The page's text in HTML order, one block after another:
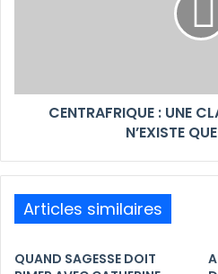
CENTRAFRIQUE : UNE
N’EXISTE
Articles similaires
QUAND SAGESSE DOIT